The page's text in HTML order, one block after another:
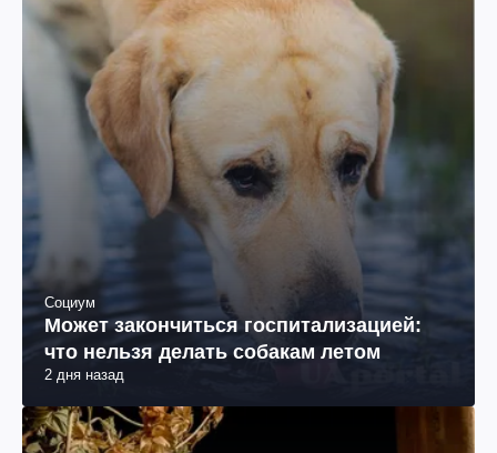
Социум
Может закончиться госпитализацией:
что нельзя делать собакам летом
2 дня назад